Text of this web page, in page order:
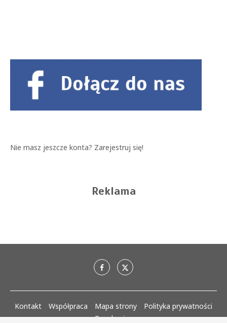
Nie masz jeszcze konta? Zarejestruj się!
Reklama
Kontakt Współpraca Mapa strony
Polityka prywatności
Regulaminy